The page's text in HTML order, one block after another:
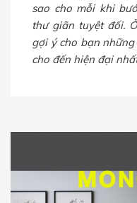
sao cho mỗi khi
thư giãn tuyệt đối.
gợi ý cho bạn
cho đến hiện đại